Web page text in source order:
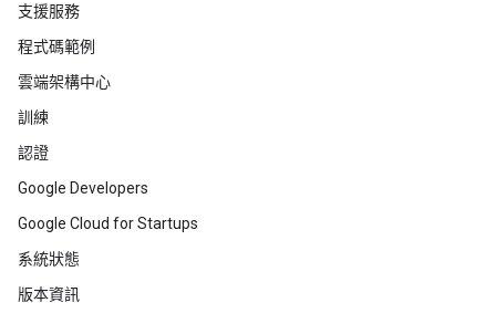
支援服務
程式碼範例
雲端架構中心
訓練
認證
Google Developers
Google Cloud for Startups
系統狀態
版本資訊